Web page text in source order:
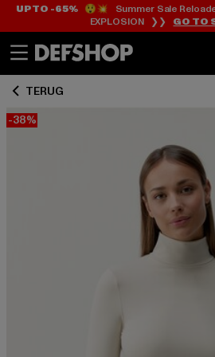
Ga
naar
Ga
naar
UP TO -65%😲💥 Summer Sale
EXPLOSION ❯❯ GO TO
TERUG
-38%